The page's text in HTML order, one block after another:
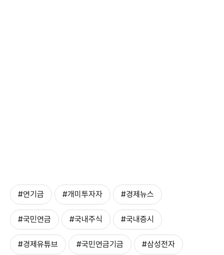
#연기금 #개미투자자 #경제뉴스
#국민연금 #국내주식 #국내증시
#경제유튜브 #국민연금기금 #삼성전자